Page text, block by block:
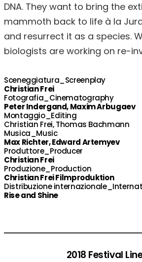
DNA. They want to bring the
mammoth back to life à la
and resurrect it as a species.
biologists are working on re-
Sceneggiatura_Screenplay
Christian Frei
Fotografia_Cinematography
Peter Indergand, Maxim Arbugaev
Montaggio_Editing
Christian Frei, Thomas Bachmann
Musica_Music
Max Richter, Edward Artemyev
Produttore_Producer
Christian Frei
Produzione_Production
Christian Frei Filmproduktion
Distribuzione
Rise and Shine
2018 Festival